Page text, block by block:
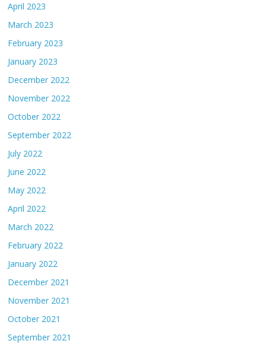
April 2023
March 2023
February 2023
January 2023
December 2022
November 2022
October 2022
September 2022
July 2022
June 2022
May 2022
April 2022
March 2022
February 2022
January 2022
December 2021
November 2021
October 2021
September 2021